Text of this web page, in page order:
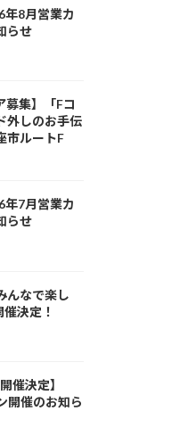
8月営業カ
らせ
募集】「Fコ
外しのお手伝
市ルートF
7月営業カ
らせ
んなで楽し
決定！
催決定】
催のお知ら